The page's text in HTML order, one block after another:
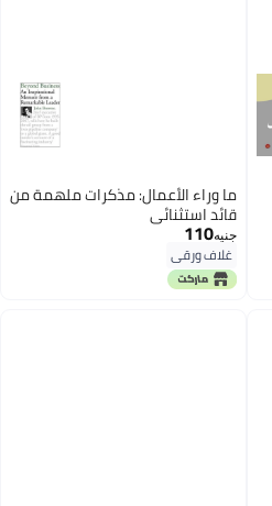
ما وراء الأعمال: مذكرات ملهمة من
قائد استثنائي
جنيه110
غلاف ورقي